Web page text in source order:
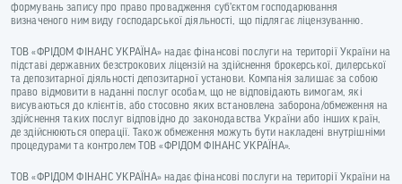
формувань запису про право провадження суб’єктом господарювання
визначеного ним виду господарської діяльності, що підлягає ліцензуванню.
ТОВ «ФРІДОМ ФІНАНС УКРАЇНА» надає фінансові послуги на території України на
підставі державних безстрокових ліцензій на здійснення брокерської, дилерської
та депозитарної діяльності депозитарної установи. Компанія залишає за собою
право відмовити в наданні послуг особам, що не відповідають вимогам, які
висуваються до клієнтів, або стосовно яких встановлена заборона/обмеження на
здійснення таких послуг відповідно до законодавства України або інших країн,
де здійснюються операції. Також обмеження можуть бути накладені внутрішніми
процедурами та контролем ТОВ «ФРІДОМ ФІНАНС УКРАЇНА».
ТОВ «ФРІДОМ ФІНАНС УКРАЇНА» надає фінансові послуги на території України на